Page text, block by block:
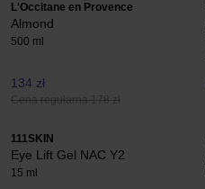
L'Occitane en Provence
Almond
500 ml
134 zł
Cena regularna 178 zł
111SKIN
Eye Lift Gel NAC Y2
15 ml